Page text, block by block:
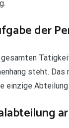
der
steht.
einzige